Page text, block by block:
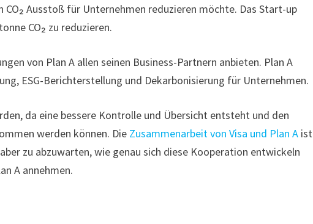
Ausstoß für Unternehmen reduzieren möchte. Das Start-up
CO₂ zu reduzieren.
von Plan A allen seinen Business-Partnern anbieten. Plan A
ESG-Berichterstellung und Dekarbonisierung für Unternehmen.
da eine bessere Kontrolle und Übersicht entsteht und den
werden können. Die Zusammenarbeit von Visa und Plan A ist
zu abzuwarten, wie genau sich diese Kooperation entwickeln
A annehmen.